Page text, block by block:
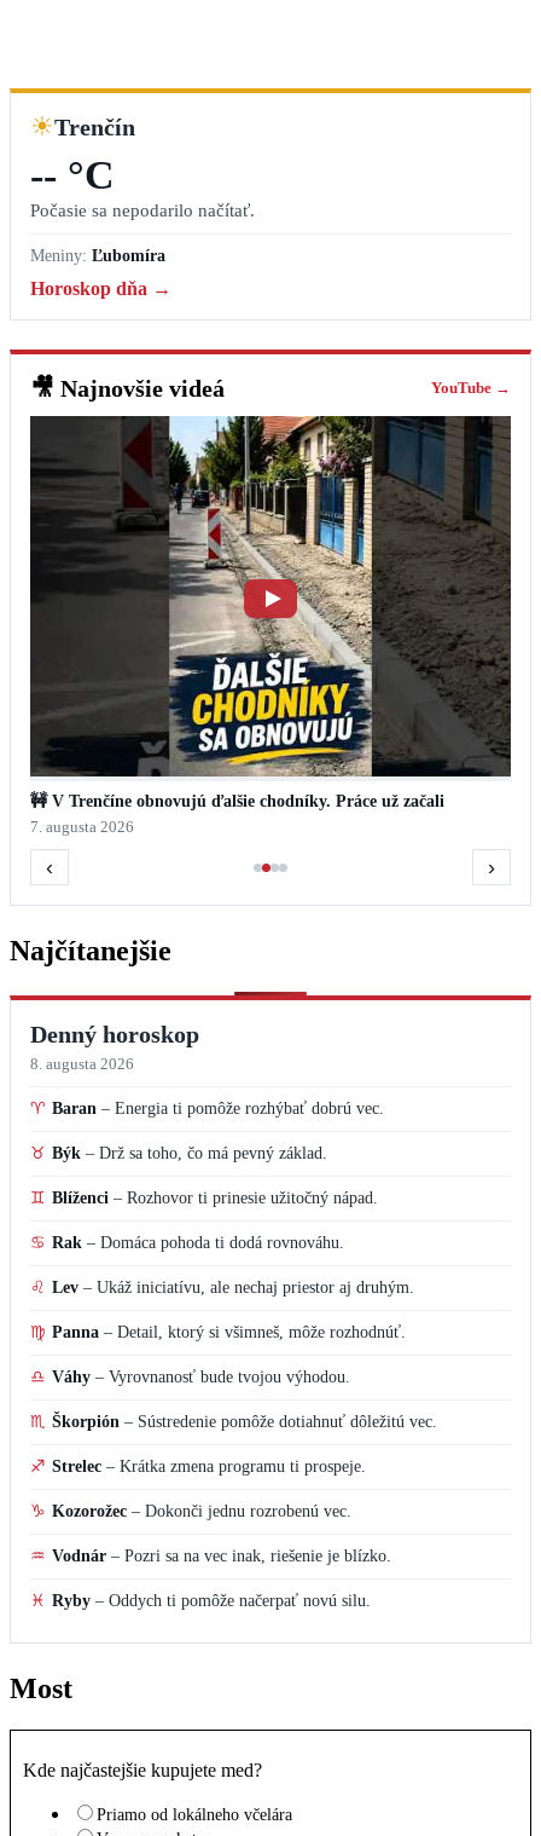
☀Trenčín
-- °C
Počasie sa nepodarilo načítať.
Meniny: Ľubomíra
Horoskop dňa →
🎥 Najnovšie videá YouTube →
🚧 V Trenčíne obnovujú ďalšie chodníky. Práce už začali
7. augusta 2026
‹ ›
Najčítanejšie
Denný horoskop
8. augusta 2026
♈ Baran – Energia ti pomôže rozhýbať dobrú vec.
♉ Býk – Drž sa toho, čo má pevný základ.
♊ Blíženci – Rozhovor ti prinesie užitočný nápad.
♋ Rak – Domáca pohoda ti dodá rovnováhu.
♌ Lev – Ukáž iniciatívu, ale nechaj priestor aj druhým.
♍ Panna – Detail, ktorý si všimneš, môže rozhodnúť.
♎ Váhy – Vyrovnanosť bude tvojou výhodou.
♏ Škorpión – Sústredenie pomôže dotiahnuť dôležitú vec.
♐ Strelec – Krátka zmena programu ti prospeje.
♑ Kozorožec – Dokonči jednu rozrobenú vec.
♒ Vodnár – Pozri sa na vec inak, riešenie je blízko.
♓ Ryby – Oddych ti pomôže načerpať novú silu.
Most
Kde najčastejšie kupujete med?
Priamo od lokálneho včelára